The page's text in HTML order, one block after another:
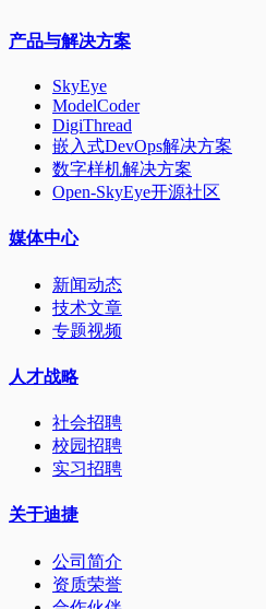
产品与解决方案
SkyEye
ModelCoder
DigiThread
嵌入式DevOps解决方案
数字样机解决方案
Open-SkyEye开源社区
媒体中心
新闻动态
技术文章
专题视频
人才战略
社会招聘
校园招聘
实习招聘
关于迪捷
公司简介
资质荣誉